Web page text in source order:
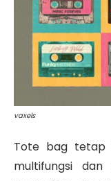
vaxels
Tote bag tetap
multifungsi dan